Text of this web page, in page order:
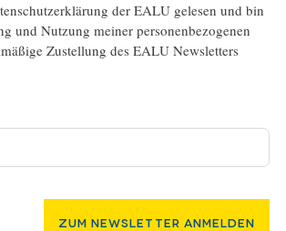
der EALU gelesen und bin
und Nutzung meiner personenbezogenen
Zustellung des EALU Newsletters
Zum Newsletter Anmelden